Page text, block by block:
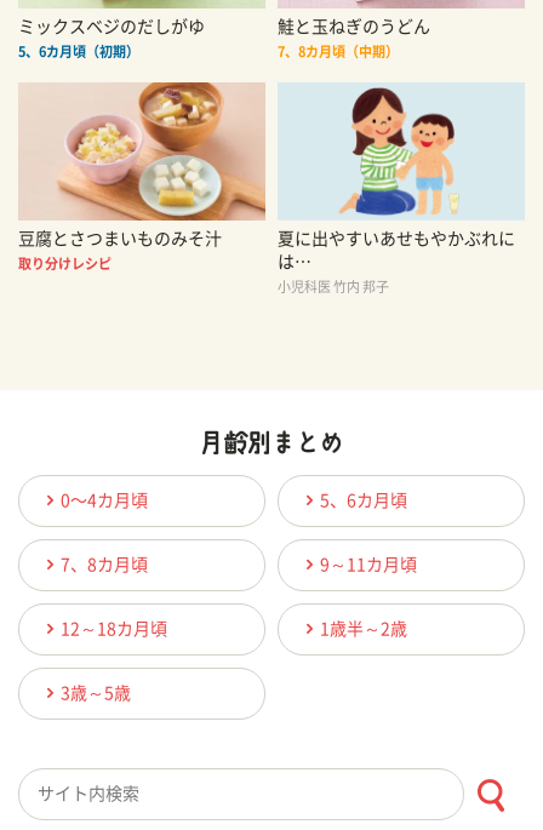
ミックスベジのだしがゆ
5、6カ月頃（初期）
鮭と玉ねぎのうどん
7、8カ月頃（中期）
豆腐とさつまいものみそ汁
取り分けレシピ
夏に出やすいあせもやかぶれに
は…
小児科医 竹内 邦子
0〜4カ月頃 5、6カ月頃
7、8カ月頃 9～11カ月頃
12～18カ月頃 1歳半～2歳
3歳～5歳
検索キーワード入力